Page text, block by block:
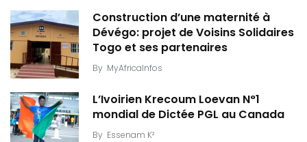
Construction d’une maternité à
Dévégo: projet de Voisins Solidaires
Togo et ses partenaires
By MyAfricaInfos
L’Ivoirien Krecoum Loevan N°1
mondial de Dictée PGL au Canada
By Essenam K²